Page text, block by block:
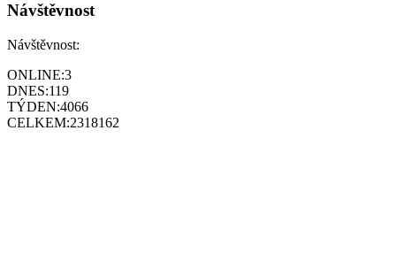
Návštěvnost
Návštěvnost:
ONLINE:3
DNES:119
TÝDEN:4066
CELKEM:2318162